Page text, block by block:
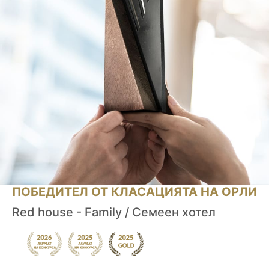
ПОБЕДИТЕЛ ОТ КЛАСАЦИЯТА НА ОРЛИ
Red house - Family / Семеен хотел